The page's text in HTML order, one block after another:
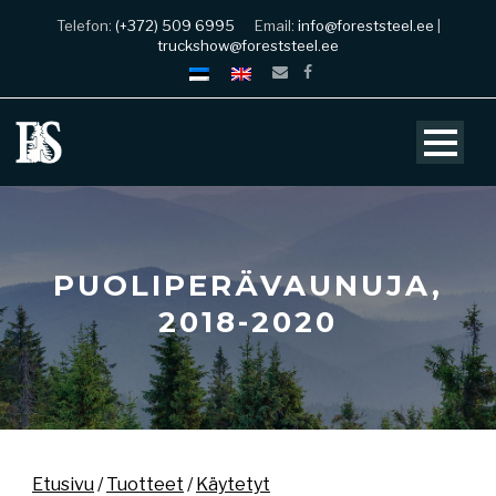
Telefon: (+372) 509 6995 Email: info@foreststeel.ee
truckshow@foreststeel.ee
PUOLIPERÄVAUNUJA,
2018-2020
Etusivu/Tuotteet /Käytetyt